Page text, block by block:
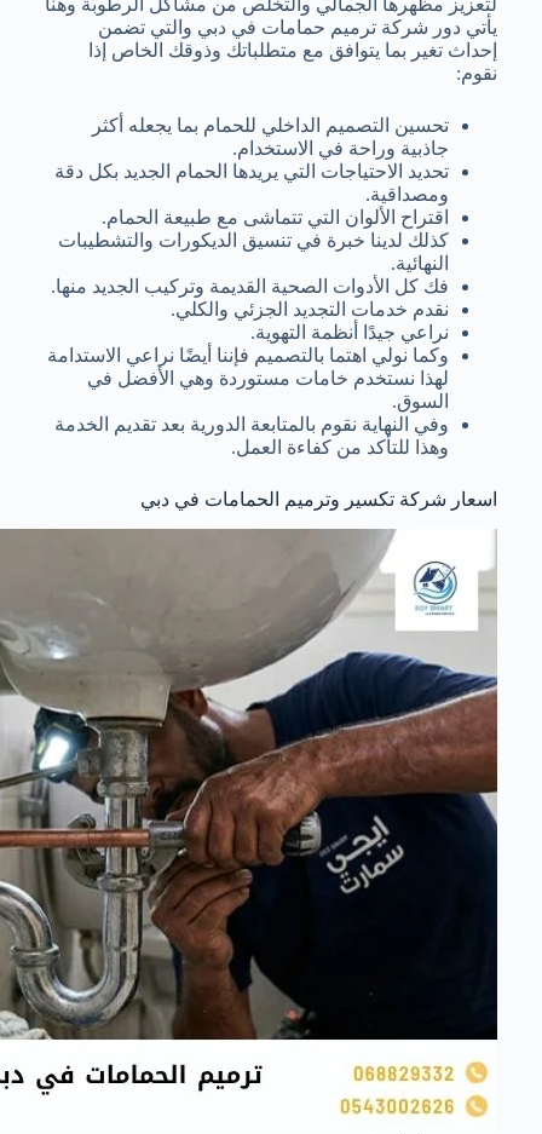
لتعزيز مظهرها الجمالي والتخلص من مشاكل الرطوبة وهنا
يأتي دور شركة ترميم حمامات في دبي والتي تضمن
إحداث تغير بما يتوافق مع متطلباتك وذوقك الخاص إذا
نقوم:
تحسين التصميم الداخلي للحمام بما يجعله أكثر
جاذبية وراحة في الاستخدام.
تحديد الاحتياجات التي يريدها الحمام الجديد بكل دقة
ومصداقية.
اقتراح الألوان التي تتماشى مع طبيعة الحمام.
كذلك لدينا خبرة في تنسيق الديكورات والتشطيبات
النهائية.
فك كل الأدوات الصحية القديمة وتركيب الجديد منها.
نقدم خدمات التجديد الجزئي والكلي.
نراعي جيدًا أنظمة التهوية.
وكما نولي اهتما بالتصميم فإننا أيضًا نراعي الاستدامة
لهذا نستخدم خامات مستوردة وهي الأفضل في
السوق.
وفي النهاية نقوم بالمتابعة الدورية بعد تقديم الخدمة
وهذا للتأكد من كفاءة العمل.
اسعار شركة تكسير وترميم الحمامات في دبي